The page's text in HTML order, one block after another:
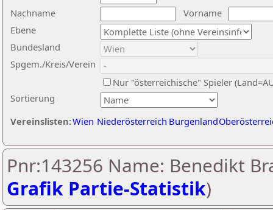
Nachname
Vorname
Ebene
Sortierung
Bundesland
Spgem./Kreis/Verein
Nur "österreichische" Spieler
Vereinslisten:Wien Niederösterreich Burgenland
Pnr:143256 Name: Benedikt
Grafik Partie-Statistik)